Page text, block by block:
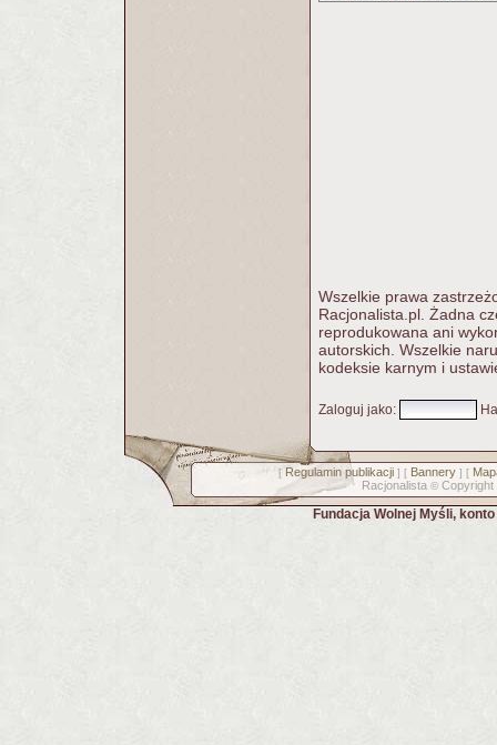
Wszelkie prawa
Racjonalista.pl. Żadna
reprodukowana ani
autorskich. Wszelkie
kodeksie karnym i
Zaloguj jako:
[ Regulamin publikacji] [ Bannery] [
Racjonalista © Copyright
Fundacja Wolnej Myśli,